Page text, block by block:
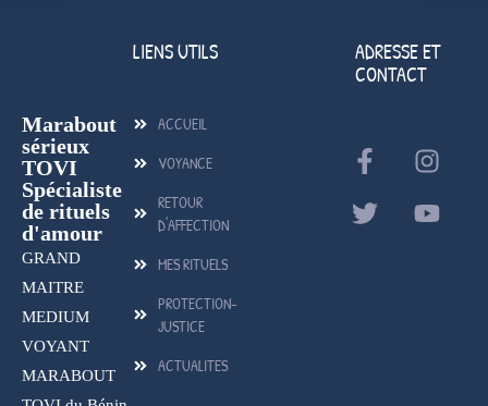
Marabout
sérieux
TOVI
Spécialiste
de rituels
d'amour
GRAND
MAITRE
MEDIUM
VOYANT
MARABOUT
LIENS UTILS
ACCUEIL
VOYANCE
RETOUR
D'AFFECTION
MES RITUELS
PROTECTION-
JUSTICE
ACTUALITES
ADRESSE ET
CONTACT